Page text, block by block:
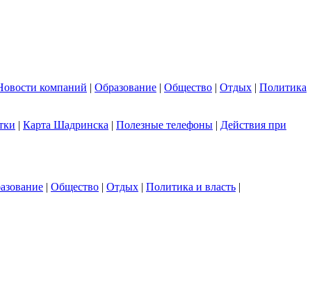
компаний | Образование | Общество | Отдых | Политика
| Карта Шадринска | Полезные телефоны | Действия при
| Общество | Отдых | Политика и власть |